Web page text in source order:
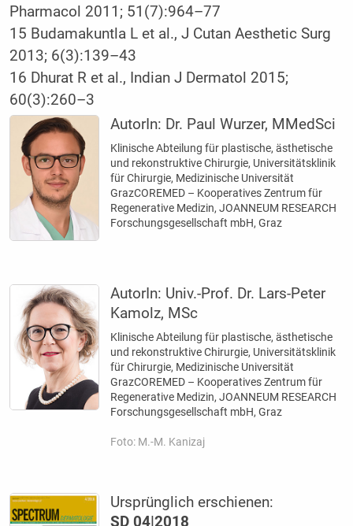
Pharmacol 2011; 51(7):964–77
15 Budamakuntla L et al., J Cutan Aesthetic Surg
2013; 6(3):139–43
16 Dhurat R et al., Indian J Dermatol 2015;
60(3):260–3
AutorIn: Dr. Paul Wurzer, MMedSci
Klinische Abteilung für plastische, ästhetische
und rekonstruktive Chirurgie, Universitätsklinik
für ­Chirurgie, Medizinische Universität
GrazCOREMED – Kooperatives Zentrum für
Regenerative Medizin, JOANNEUM RESEARCH
Forschungs­gesellschaft mbH, Graz
AutorIn: Univ.-Prof. Dr. Lars-Peter
Kamolz, MSc
Klinische Abteilung für plastische, ästhetische
und rekonstruktive Chirurgie, Universitätsklinik
für ­Chirurgie, Medizinische Universität
GrazCOREMED – Kooperatives Zentrum für
Regenerative Medizin, JOANNEUM RESEARCH
Forschungs­gesellschaft mbH, Graz
Foto: M.-M. Kanizaj
Ursprünglich erschienen:
SD 04|2018